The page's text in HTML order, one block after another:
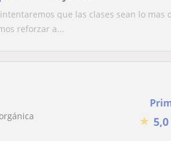
que las clases sean lo mas
reforzar a...
★ 5,0